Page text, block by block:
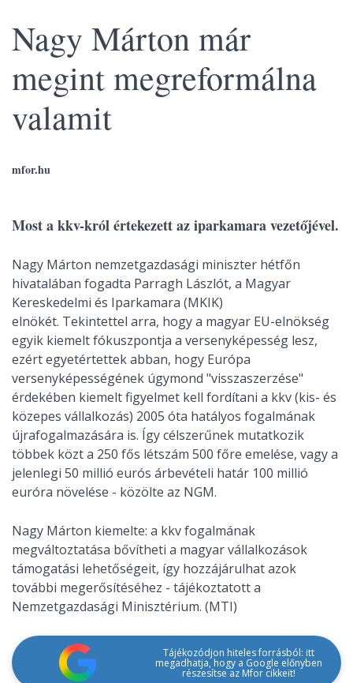
Nagy Márton már
megint megreformálna
valamit
mfor.hu
Most a kkv-król értekezett az iparkamara vezetőjével.
Nagy Márton nemzetgazdasági miniszter hétfőn
hivatalában fogadta Parragh Lászlót, a Magyar
Kereskedelmi és Iparkamara (MKIK)
elnökét. Tekintettel arra, hogy a magyar EU-elnökség
egyik kiemelt fókuszpontja a versenyképesség lesz,
ezért egyetértettek abban, hogy Európa
versenyképességének úgymond "visszaszerzése"
érdekében kiemelt figyelmet kell fordítani a kkv (kis- és
közepes vállalkozás) 2005 óta hatályos fogalmának
újrafogalmazására is. Így célszerűnek mutatkozik
többek közt a 250 fős létszám 500 főre emelése, vagy a
jelenlegi 50 millió eurós árbevételi határ 100 millió
euróra növelése - közölte az NGM.
Nagy Márton kiemelte: a kkv fogalmának
megváltoztatása bővítheti a magyar vállalkozások
támogatási lehetőségeit, így hozzájárulhat azok
további megerősítéséhez - tájékoztatott a
Nemzetgazdasági Minisztérium. (MTI)
Tájékozódjon hiteles forrásból: itt
megadhatja, hogy a Google előnyben
részesítse az Mfor cikkeit!